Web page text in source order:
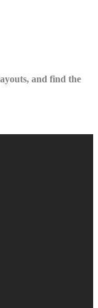
and find the